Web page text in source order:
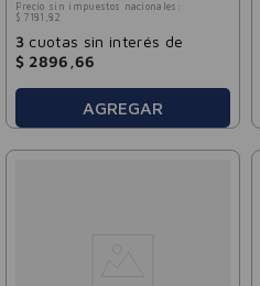
Precio sin impuestos nacionales:
$ 7181 ,82
3 cuotas sin interés de
$ 2896 ,66
AGREGAR